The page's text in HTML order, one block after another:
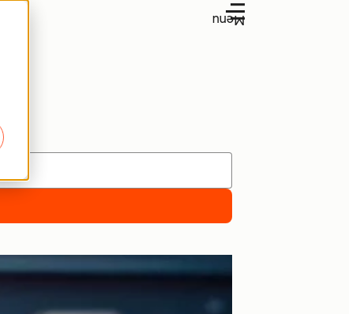
Menu